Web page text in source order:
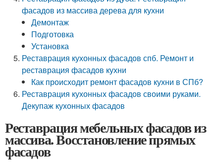
фасадов из массива дерева для кухни
Демонтаж
Подготовка
Установка
Реставрация кухонных фасадов спб. Ремонт и
реставрация фасадов кухни
Как происходит ремонт фасадов кухни в СПб?
Реставрация кухонных фасадов своими руками.
Декупаж кухонных фасадов
Реставрация мебельных фасадов из
массива. Восстановление прямых
фасадов